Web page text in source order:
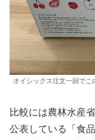
オイシックス注文一回でこ
比較には農林水産
公表している「食